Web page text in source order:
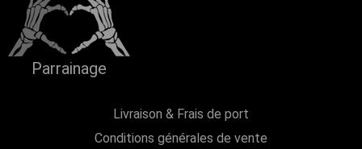
Parrainage
Livraison & Frais de port
Conditions générales de vente